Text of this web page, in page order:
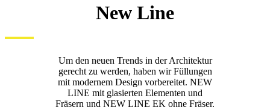
New Line
Um den neuen Trends in der Architektur
gerecht zu werden, haben wir Füllungen
mit modernem Design vorbereitet. NEW
LINE mit glasierten Elementen und
Fräsern und NEW LINE EK ohne Fräser.